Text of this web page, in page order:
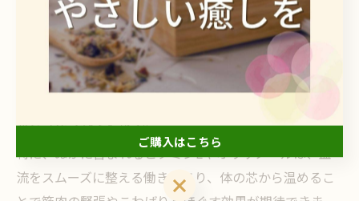
再評価されている理由は、豊富なビタミン類やミネラ
ル、発酵による有用な酵素が含まれている点にありま
す。これらの成分が肌表面だけでなく、体全体の血行促
進や保温効果をもたらすことで、疲労回復をサポートす
ると考えられています。
特に、ぬかに含まれるビタミンEやオリザノールは、血
流をスムーズに整える働きがあり、体の芯から温めるこ
ご購入はこちら
ご購入はこちら